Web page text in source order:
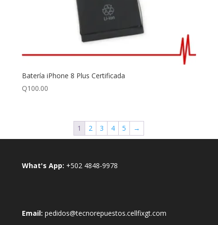
Batería iPhone 8 Plus Certificada
Q100.00
1 2 3 4 5 →
What's App: +502 4848-9978
Email: pedidos@tecnorepuestos.cellfixgt.com